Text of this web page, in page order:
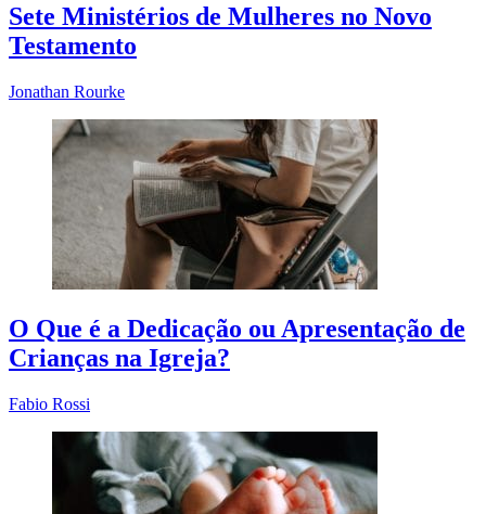
Sete Ministérios de Mulheres no Novo
Testamento
Jonathan Rourke
O Que é a Dedicação ou Apresentação de
Crianças na Igreja?
Fabio Rossi